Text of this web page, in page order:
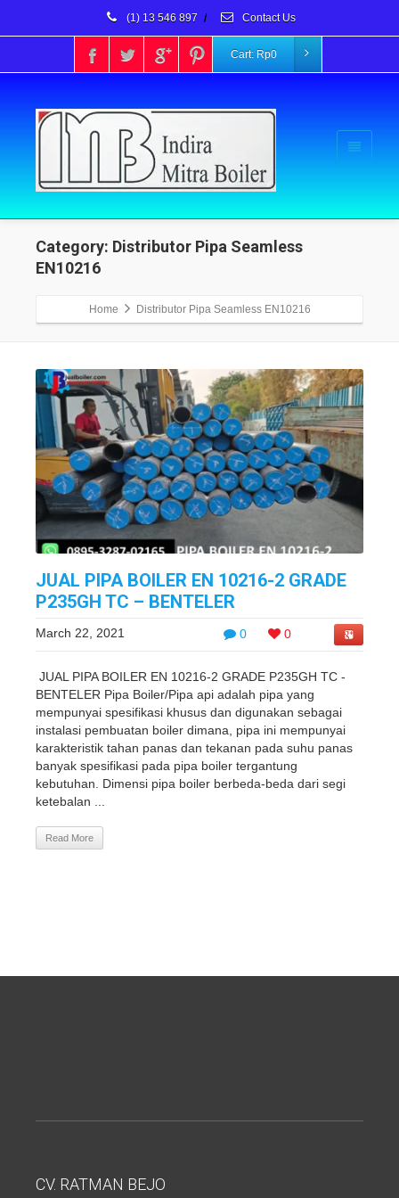
(1) 13 546 897 / Contact Us
Cart: Rp0
Category: Distributor Pipa Seamless
EN10216
Home Distributor Pipa Seamless EN10216
JUAL PIPA BOILER EN 10216-2 GRADE
P235GH TC – BENTELER
0 0
March 22, 2021
JUAL PIPA BOILER EN 10216-2 GRADE P235GH TC -
BENTELER Pipa Boiler/Pipa api adalah pipa yang
mempunyai spesifikasi khusus dan digunakan sebagai
instalasi pembuatan boiler dimana, pipa ini mempunyai
karakteristik tahan panas dan tekanan pada suhu panas
banyak spesifikasi pada pipa boiler tergantung
kebutuhan. Dimensi pipa boiler berbeda-beda dari segi
ketebalan ...
Read More
CV. RATMAN BEJO